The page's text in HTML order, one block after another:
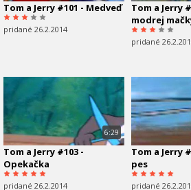
Tom a Jerry #101 - Medveď
pridané 26.2.2014
Tom a Jerry
modrej
pridané
6:29
Tom a Jerry #103 -
Opekačka
pridané 26.2.2014
Tom a Jerry
pes
pridané